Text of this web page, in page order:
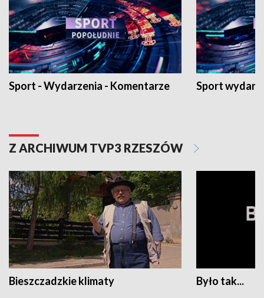
Sport - Wydarzenia - Komentarze Sport
Z ARCHIWUM TVP3 RZESZÓW
Bieszczadzkie klimaty Było tak...